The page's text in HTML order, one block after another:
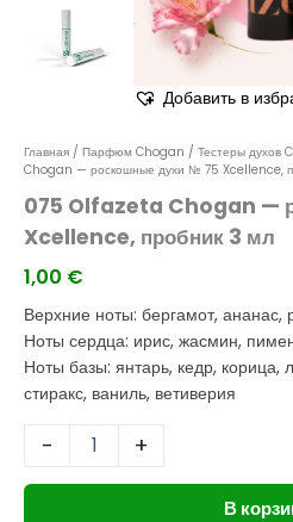
Добавить в
Главная / Парфюм Chogan / Тестеры духов
Chogan — роскошные духи № 75 Xcellence,
075 Olfazeta Chogan —
Xcellence, пробник 3 мл
1,00 €
Верхние ноты: бергамот, ананас,
Ноты сердца: ирис, жасмин,
Ноты базы: янтарь, кедр, корица,
стиракс, ваниль, ветиверия
- +
В